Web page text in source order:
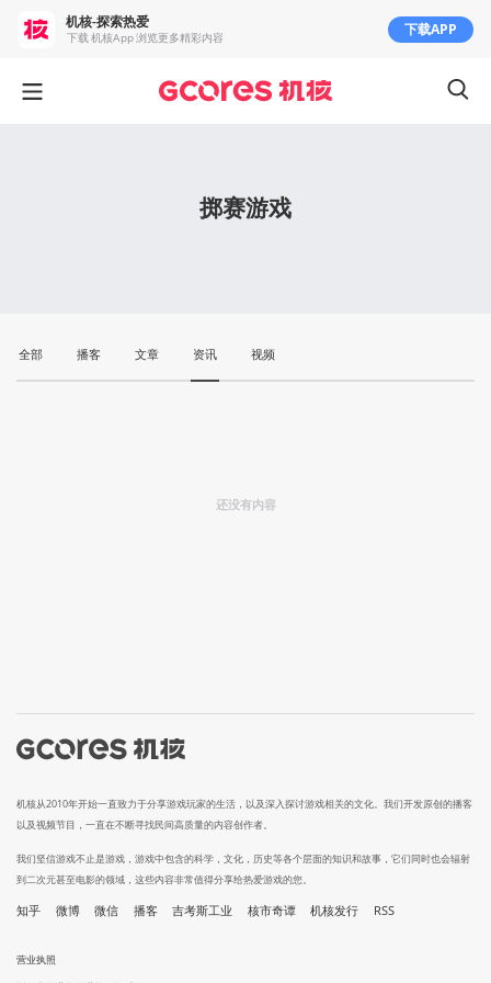
掷赛游戏
全部 播客 文章 资讯 视频
还没有内容
机核从2010年开始一直致力于分享游戏玩家的生活，以及深入探讨游戏相关的文化。我们开发原创的播客
以及视频节目，一直在不断寻找民间高质量的内容创作者。
我们坚信游戏不止是游戏，游戏中包含的科学，文化，历史等各个层面的知识和故事，它们同时也会辐射
到二次元甚至电影的领域，这些内容非常值得分享给热爱游戏的您。
知乎 微博 微信 播客 吉考斯工业 核市奇谭 机核发行 RSS
营业执照
机核-探索热爱
下载 机核App 浏览更多精彩内容 下载APP